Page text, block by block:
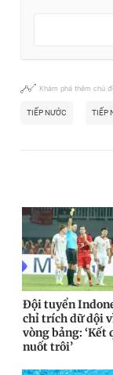
Khám phá thêm chủ
TIẾP NƯỚC TIẾP